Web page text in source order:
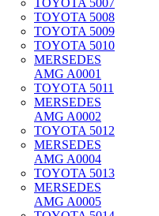
TOYOTA 5007
TOYOTA 5008
TOYOTA 5009
TOYOTA 5010
MERSEDES
AMG A0001
TOYOTA 5011
MERSEDES
AMG A0002
TOYOTA 5012
MERSEDES
AMG A0004
TOYOTA 5013
MERSEDES
AMG A0005